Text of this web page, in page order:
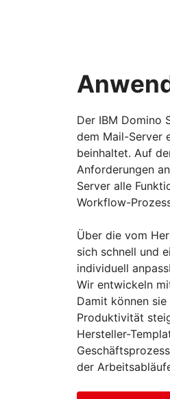
Der IBM Domino
dem Mail-Server
beinhaltet. Auf
Anforderungen
Server alle
Workflow-
Über die vom
sich schnell und
individuell
Wir entwickeln
Damit können
Produktivität
Hersteller-
der